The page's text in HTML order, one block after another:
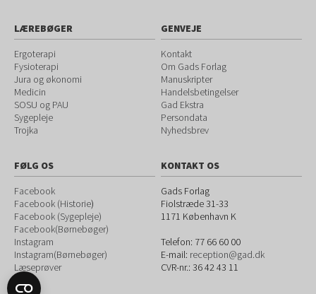
LÆREBØGER
Ergoterapi
Fysioterapi
Jura og økonomi
Medicin
SOSU og PAU
Sygepleje
Trojka
GENVEJE
Kontakt
Om Gads Forlag
Manuskripter
Handelsbetingelser
Gad Ekstra
Persondata
Nyhedsbrev
FØLG OS
Facebook
Facebook (Historie)
Facebook (Sygepleje)
Facebook(Børnebøger)
Instagram
Instagram(Børnebøger)
Læseprøver
KONTAKT OS
Gads Forlag
Fiolstræde 31-33
1171 København K
Telefon: 77 66 60 00
E-mail: reception@gad.dk
CVR-nr.: 36 42 43 11